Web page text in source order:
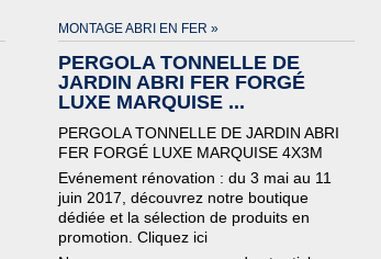
MONTAGE ABRI EN FER »
PERGOLA TONNELLE DE
JARDIN ABRI FER FORGÉ
LUXE MARQUISE ...
PERGOLA TONNELLE DE JARDIN ABRI
FER FORGÉ LUXE MARQUISE 4X3M
Evénement rénovation : du 3 mai au 11
juin 2017, découvrez notre boutique
dédiée et la sélection de produits en
promotion. Cliquez ici